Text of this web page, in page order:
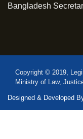
Bangladesh
Copyright © 2019,
Ministry of Law,
Designed & Developed